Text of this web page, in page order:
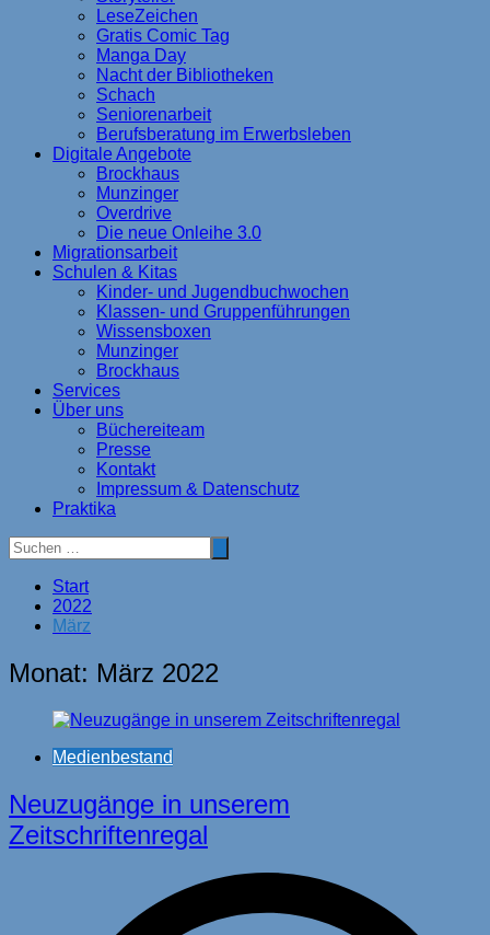
LeseZeichen
Gratis Comic Tag
Manga Day
Nacht der Bibliotheken
Schach
Seniorenarbeit
Berufsberatung im Erwerbsleben
Digitale Angebote
Brockhaus
Munzinger
Overdrive
Die neue Onleihe 3.0
Migrationsarbeit
Schulen & Kitas
Kinder- und Jugendbuchwochen
Klassen- und Gruppenführungen
Wissensboxen
Munzinger
Brockhaus
Services
Über uns
Büchereiteam
Presse
Kontakt
Impressum & Datenschutz
Praktika
Start
2022
März
Monat: März 2022
Medienbestand
Neuzugänge in unserem
Zeitschriftenregal